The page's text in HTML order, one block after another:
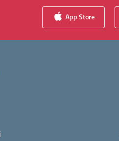
App Store